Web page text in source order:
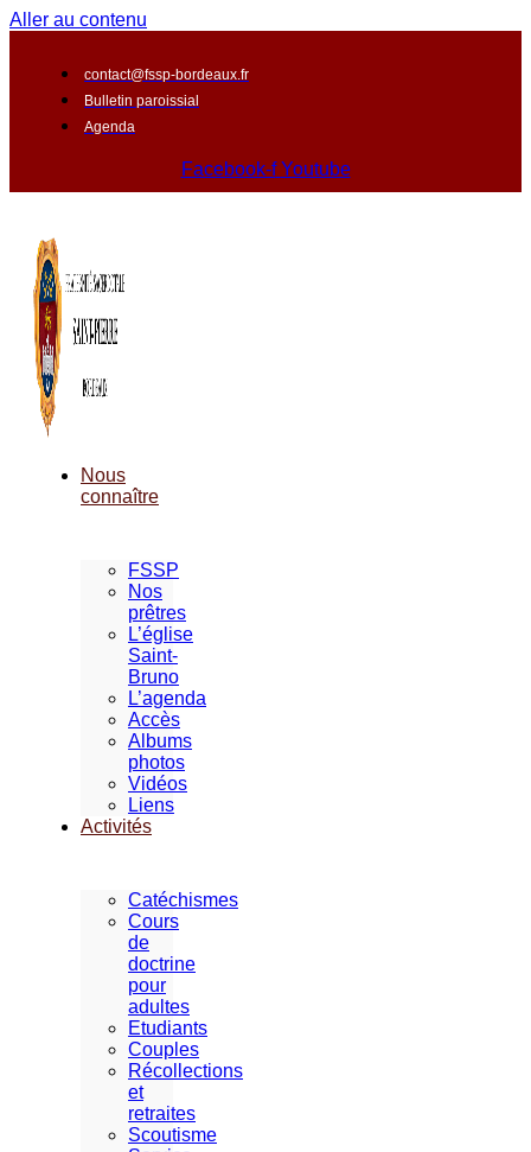
Aller au contenu
contact@fssp-bordeaux.fr
Bulletin paroissial
Agenda
Facebook-f Youtube
Nous
connaître
FSSP
Nos
prêtres
L’église
Saint-
Bruno
L’agenda
Accès
Albums
photos
Vidéos
Liens
Activités
Catéchismes
Cours
de
doctrine
pour
adultes
Etudiants
Couples
Récollections
et
retraites
Scoutisme